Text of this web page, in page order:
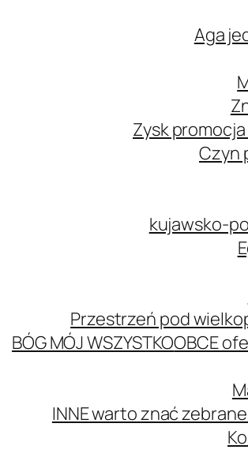
Aga
Zysk
Czyn
kujawsko-
Przestrzeń pod
BÓG MÓJ WSZYSTKOOBCE
INNE warto znać